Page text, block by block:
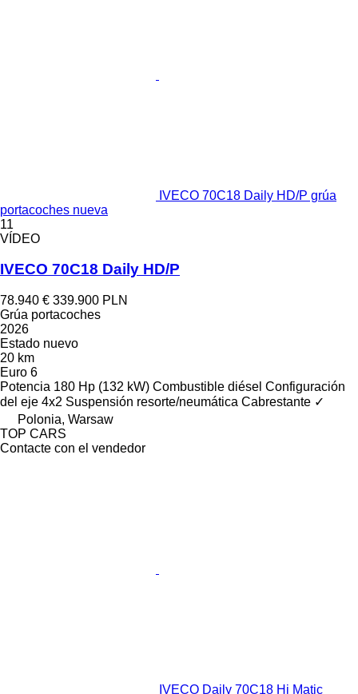
IVECO 70C18 Daily HD/P grúa
portacoches nueva
11
VÍDEO
IVECO 70C18 Daily HD/P
78.940 € 339.900 PLN
Grúa portacoches
2026
Estado nuevo
20 km
Euro 6
Potencia 180 Hp (132 kW) Combustible diésel Configuración
del eje 4x2 Suspensión resorte/neumática Cabrestante ✓
Polonia, Warsaw
TOP CARS
Contacte con el vendedor
IVECO Daily 70C18 Hi Matic